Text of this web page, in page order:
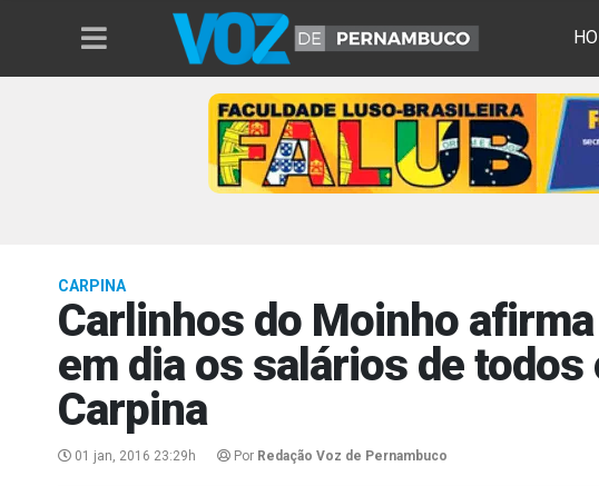
CARPINA
Carlinhos do Moinho
em dia os salários de
Carpina
01 jan, 2016 23:29h Por Redação Voz de Pernambuco